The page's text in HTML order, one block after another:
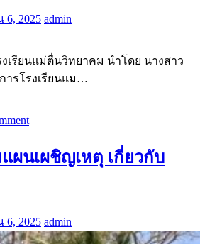
6, 2025 admin
งเรียนแม่ตื่นวิทยาคม นำโดย นางสาว
ารโรงเรียนแม…
ผนเผชิญเหตุ เกี่ยวกับ
6, 2025 admin